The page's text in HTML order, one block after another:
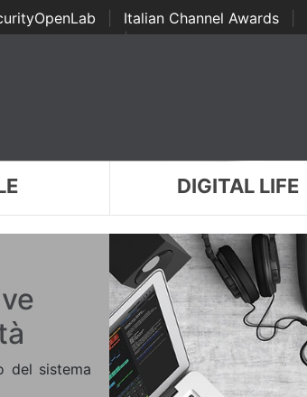
Italian Channel Awards
Awards | ...
DIGITAL LIFE
del sistema